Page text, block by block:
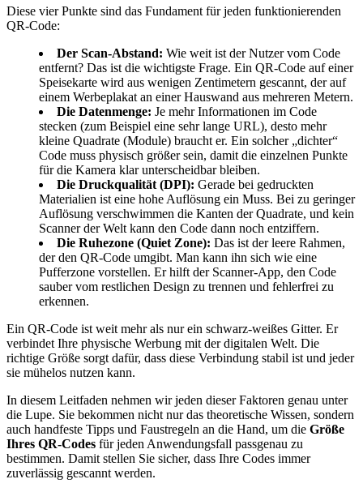
Diese vier Punkte sind das Fundament für jeden funktionierenden
QR-Code:
Der Scan-Abstand: Wie weit ist der Nutzer vom Code
entfernt? Das ist die wichtigste Frage. Ein QR-Code auf einer
Speisekarte wird aus wenigen Zentimetern gescannt, der auf
einem Werbeplakat an einer Hauswand aus mehreren Metern.
Die Datenmenge: Je mehr Informationen im Code
stecken (zum Beispiel eine sehr lange URL), desto mehr
kleine Quadrate (Module) braucht er. Ein solcher „dichter“
Code muss physisch größer sein, damit die einzelnen Punkte
für die Kamera klar unterscheidbar bleiben.
Die Druckqualität (DPI): Gerade bei gedruckten
Materialien ist eine hohe Auflösung ein Muss. Bei zu geringer
Auflösung verschwimmen die Kanten der Quadrate, und kein
Scanner der Welt kann den Code dann noch entziffern.
Die Ruhezone (Quiet Zone): Das ist der leere Rahmen,
der den QR-Code umgibt. Man kann ihn sich wie eine
Pufferzone vorstellen. Er hilft der Scanner-App, den Code
sauber vom restlichen Design zu trennen und fehlerfrei zu
erkennen.
Ein QR-Code ist weit mehr als nur ein schwarz-weißes Gitter. Er
verbindet Ihre physische Werbung mit der digitalen Welt. Die
richtige Größe sorgt dafür, dass diese Verbindung stabil ist und jeder
sie mühelos nutzen kann.
In diesem Leitfaden nehmen wir jeden dieser Faktoren genau unter
die Lupe. Sie bekommen nicht nur das theoretische Wissen, sondern
auch handfeste Tipps und Faustregeln an die Hand, um die Größe
Ihres QR-Codes für jeden Anwendungsfall passgenau zu
bestimmen. Damit stellen Sie sicher, dass Ihre Codes immer
zuverlässig gescannt werden.